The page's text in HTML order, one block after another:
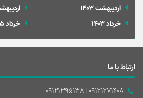
ارديبهشت 1403
خرداد 1403
ارديبهشت
خرداد 1405
ارتباط با ما
09121271408 | 09121395138